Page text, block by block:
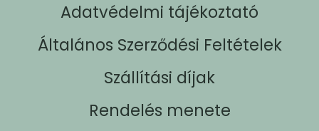
Adatvédelmi tájékoztató
Általános Szerződési Feltételek
Szállítási díjak
Rendelés menete